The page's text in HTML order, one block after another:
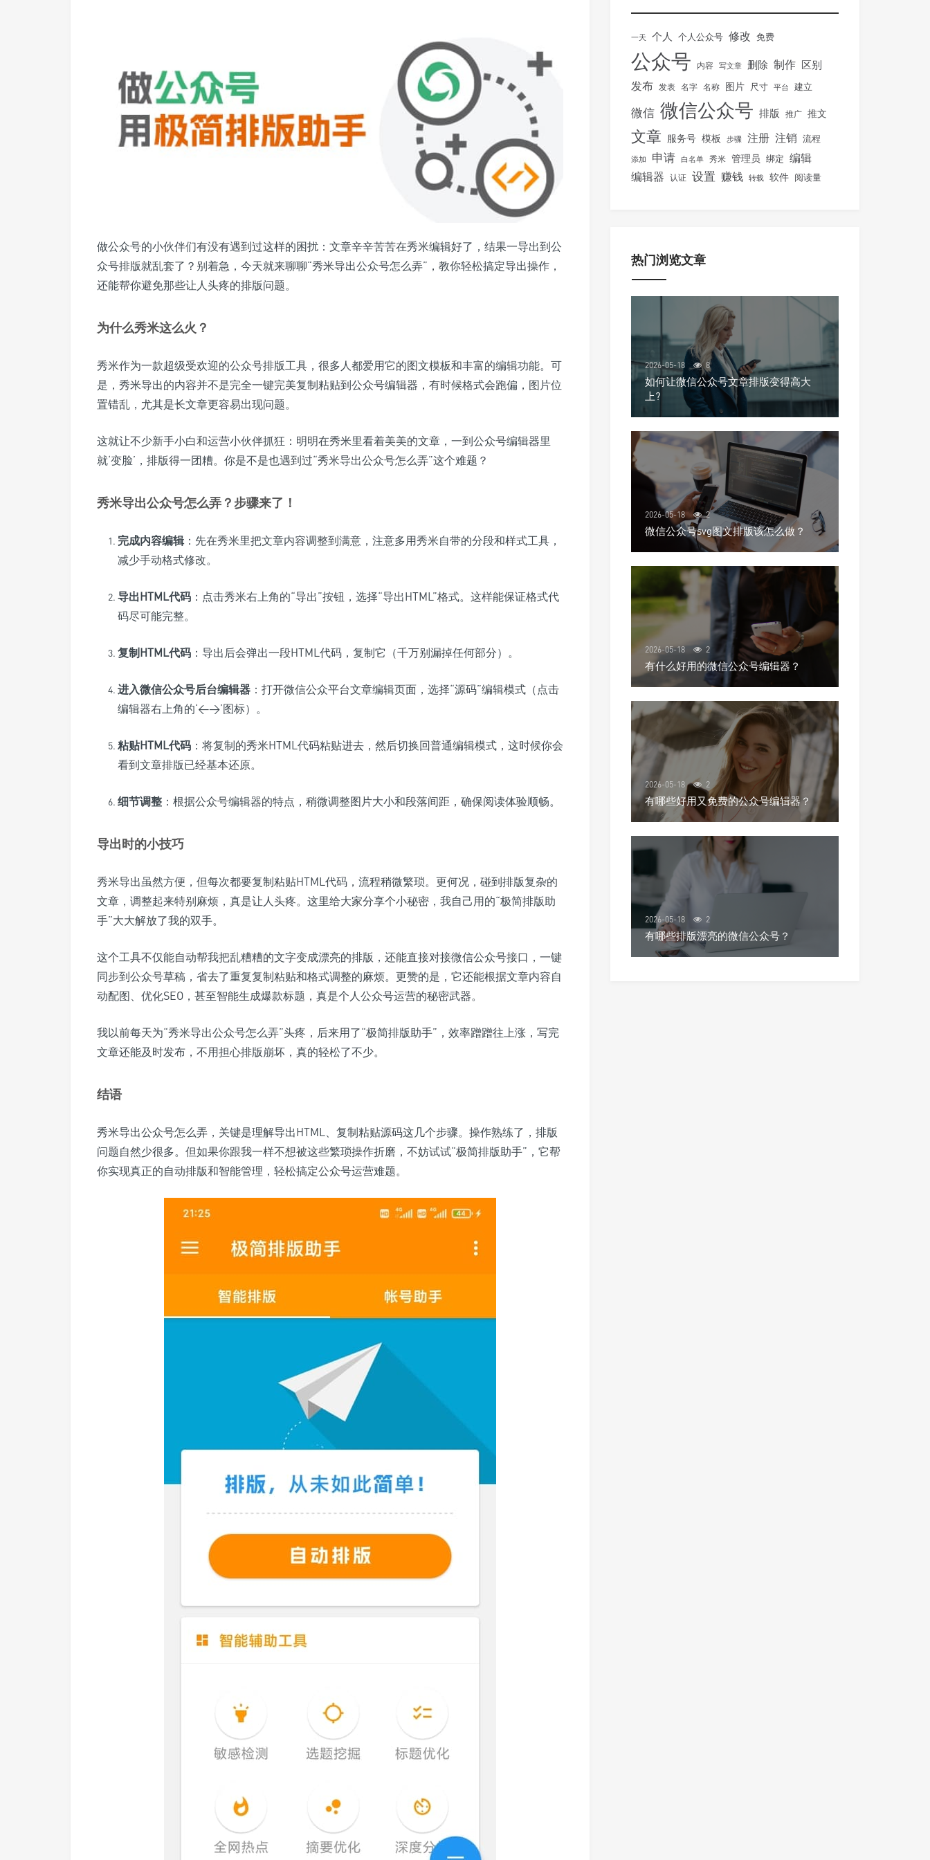
做公众号的小伙伴们有没有遇到过这样的困扰：文章辛辛苦苦在秀米编辑好了，结果一导出到公
众号排版就乱套了？别着急，今天就来聊聊“秀米导出公众号怎么弄”，教你轻松搞定导出操作，
还能帮你避免那些让人头疼的排版问题。
为什么秀米这么火？
秀米作为一款超级受欢迎的公众号排版工具，很多人都爱用它的图文模板和丰富的编辑功能。可
是，秀米导出的内容并不是完全一键完美复制粘贴到公众号编辑器，有时候格式会跑偏，图片位
置错乱，尤其是长文章更容易出现问题。
这就让不少新手小白和运营小伙伴抓狂：明明在秀米里看着美美的文章，一到公众号编辑器里
就‘变脸’，排版得一团糟。你是不是也遇到过“秀米导出公众号怎么弄”这个难题？
秀米导出公众号怎么弄？步骤来了！
完成内容编辑：先在秀米里把文章内容调整到满意，注意多用秀米自带的分段和样式工具，
减少手动格式修改。
导出HTML代码 ：点击秀米右上角的“导出”按钮，选择“导出HTML”格式。这样能保证格式代
码尽可能完整。
复制HTML代码 ：导出后会弹出一段HTML代码，复制它（千万别漏掉任何部分）。
进入微信公众号后台编辑器 ：打开微信公众平台文章编辑页面，选择“源码”编辑模式（点击
编辑器右上角的‘<>’图标）。
粘贴HTML代码 ：将复制的秀米HTML代码粘贴进去，然后切换回普通编辑模式，这时候你会
看到文章排版已经基本还原。
细节调整 ：根据公众号编辑器的特点，稍微调整图片大小和段落间距，确保阅读体验顺畅。
导出时的小技巧
秀米导出虽然方便，但每次都要复制粘贴HTML代码，流程稍微繁琐。更何况，碰到排版复杂的
文章，调整起来特别麻烦，真是让人头疼。这里给大家分享个小秘密，我自己用的“极简排版助
手”大大解放了我的双手。
这个工具不仅能自动帮我把乱糟糟的文字变成漂亮的排版，还能直接对接微信公众号接口，一键
同步到公众号草稿，省去了重复复制粘贴和格式调整的麻烦。更赞的是，它还能根据文章内容自
动配图、优化SEO，甚至智能生成爆款标题，真是个人公众号运营的秘密武器。
我以前每天为“秀米导出公众号怎么弄”头疼，后来用了“极简排版助手”，效率蹭蹭往上涨，写完
文章还能及时发布，不用担心排版崩坏，真的轻松了不少。
结语
秀米导出公众号怎么弄，关键是理解导出HTML、复制粘贴源码这几个步骤。操作熟练了，排版
问题自然少很多。但如果你跟我一样不想被这些繁琐操作折磨，不妨试试“极简排版助手”，它帮
你实现真正的自动排版和智能管理，轻松搞定公众号运营难题。
一天 个人 个人公众号 修改 免费
公众号 内容 写文章 删除 制作 区别
发布 发表 名字 名称 图片 尺寸 平台 建立
微信 微信公众号 排版 推广 推文
文章 服务号 模板 步骤 注册 注销 流程
添加 申请 白名单 秀米 管理员 绑定 编辑
编辑器
认证 设置 赚钱 转载 软件 阅读量
热门浏览文章
2026-05-18 8
如何让微信公众号文章排版变得高大
上?
2026-05-18 2
微信公众号svg图文排版该怎么做？
2026-05-18 2
有什么好用的微信公众号编辑器？
2026-05-18 2
有哪些好用又免费的公众号编辑器？
2026-05-18 2
有哪些排版漂亮的微信公众号？